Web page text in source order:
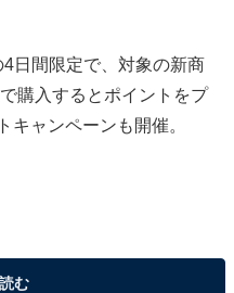
日間限定で、対象の新商
購入するとポイントをプ
キャンペーンも開催。
む